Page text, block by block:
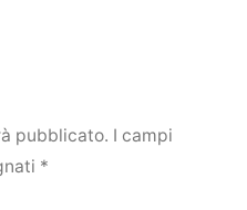
pubblicato. I campi
*